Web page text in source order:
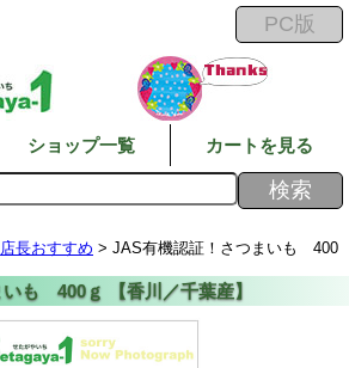
ショップ一覧 カートを見る
店長おすすめ > JAS有機認証！さつまいも 400